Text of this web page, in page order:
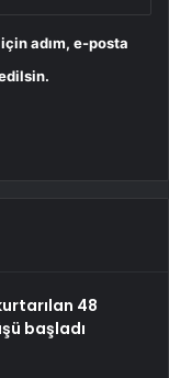
adım, e-posta
48
başladı